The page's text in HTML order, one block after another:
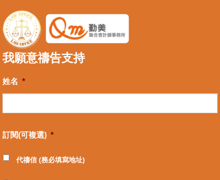
我願意禱告支持
姓名 *
訂閱(可複選) *
代禱信 (務必填寫地址)